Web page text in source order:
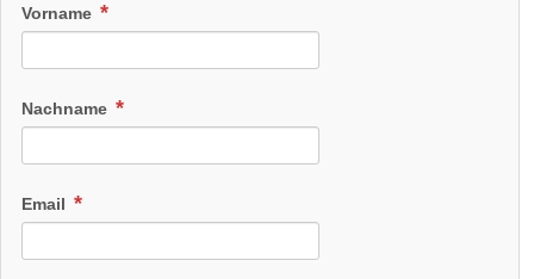
Vorname
Nachname
Email